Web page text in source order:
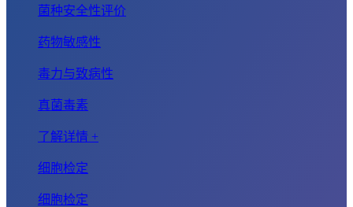
菌种安全性评价
药物敏感性
毒力与致病性
真菌毒素
了解详情 +
细胞检定
细胞检定